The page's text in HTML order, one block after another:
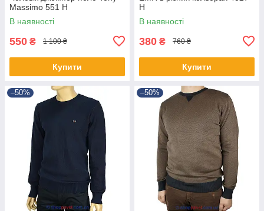
Massimo 551 Н
В наявності
550 ₴ 1 100 ₴
Купити
Н
В наявності
380 ₴ 760 ₴
Купити
–50% –50%